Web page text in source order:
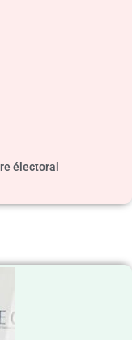
électoral